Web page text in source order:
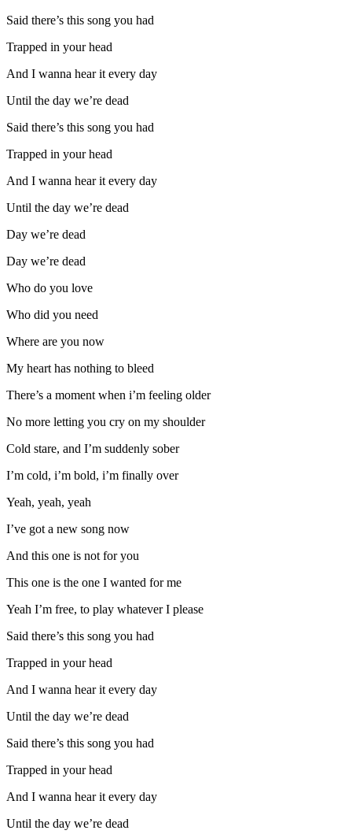
Said there’s this song you had
Trapped in your head
And I wanna hear it every day
Until the day we’re dead
Said there’s this song you had
Trapped in your head
And I wanna hear it every day
Until the day we’re dead
Day we’re dead
Day we’re dead
Who do you love
Who did you need
Where are you now
My heart has nothing to bleed
There’s a moment when i’m feeling older
No more letting you cry on my shoulder
Cold stare, and I’m suddenly sober
I’m cold, i’m bold, i’m finally over
Yeah, yeah, yeah
I’ve got a new song now
And this one is not for you
This one is the one I wanted for me
Yeah I’m free, to play whatever I please
Said there’s this song you had
Trapped in your head
And I wanna hear it every day
Until the day we’re dead
Said there’s this song you had
Trapped in your head
And I wanna hear it every day
Until the day we’re dead